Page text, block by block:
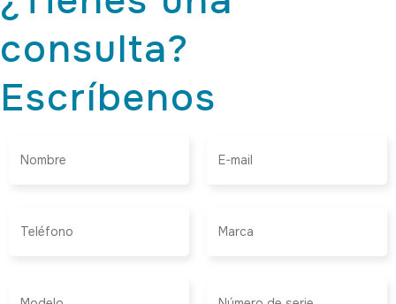
consulta?
Escríbenos